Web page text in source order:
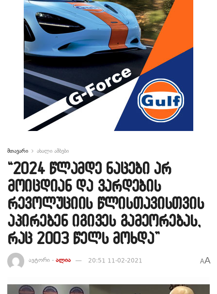
მთავარი ახალი ამბები
“2024 წლამდე ნაცები არ
მოიცდიან და ვარდების
რევოლუციის წლისთავისთვის
აპირებენ იგივეს გამეორებას,
რაც 2003 წელს მოხდა”
ავტორი - ალია 20:51 11-02-2021 AA